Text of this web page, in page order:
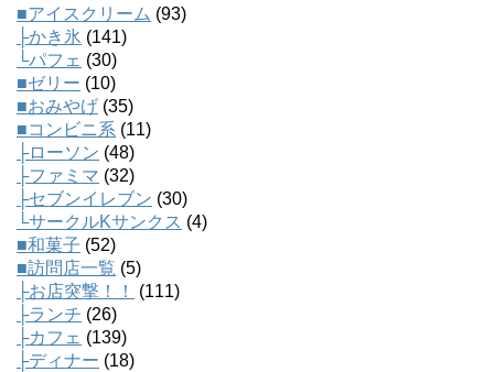
■アイスクリーム (93)
├かき氷 (141)
└パフェ (30)
■ゼリー (10)
■おみやげ (35)
■コンビニ系 (11)
├ローソン (48)
├ファミマ (32)
├セブンイレブン (30)
└サークルKサンクス (4)
■和菓子 (52)
■訪問店一覧 (5)
├お店突撃！！
(111)
├ランチ (26)
├カフェ (139)
├ディナー (18)